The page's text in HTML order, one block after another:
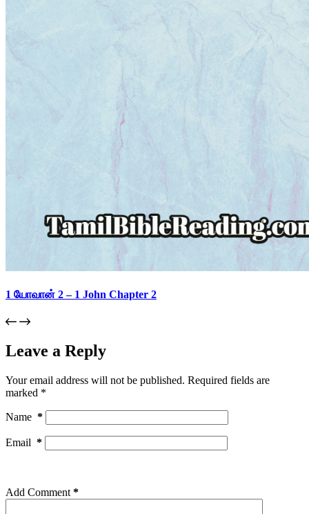
1 யோவான் 2 – 1 John Chapter 2
Leave a Reply
Your email address will not be published. Required fields are
marked *
Name *
Email *
Add Comment *